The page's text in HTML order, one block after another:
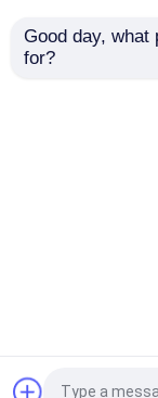
管のシーリン
粉末充填機
新しいデザイン 半
Dongguan
Good day, what
for?